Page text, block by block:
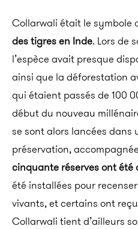
Collarwali était le symbole
des tigres en Inde. Lors de
l’espèce avait presque
ainsi que la déforestation
qui étaient passés de 100
début du nouveau
se sont alors lancées
préservation,
cinquante réserves ont été
été installées pour
vivants, et certains ont
Collarwali tient d’ailleurs